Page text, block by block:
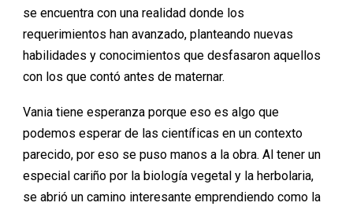
se encuentra con una realidad donde los
requerimientos han avanzado, planteando nuevas
habilidades y conocimientos que desfasaron aquellos
con los que contó antes de maternar.
Vania tiene esperanza porque eso es algo que
podemos esperar de las científicas en un contexto
parecido, por eso se puso manos a la obra. Al tener un
especial cariño por la biología vegetal y la herbolaria,
se abrió un camino interesante emprendiendo como la